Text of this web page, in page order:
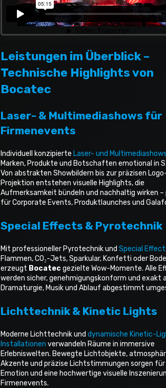
Leistungen im Überblick –
Technische Highlights von
Bocatec
Laser- & Multimediashows für
Firmenevents
Individuell konzipierte Laser- und Multimediashows
Marken, Produkte und Botschaften emotional in
Von abstrakten Showbildern bis zur präzisen
Projektion entstehen visuelle Highlights, die
Aufmerksamkeit bündeln und nachhaltig wirken
für Corporate Events, Produktlaunches und
Special Effects & Pyrotechnik
Mit professioneller Pyrotechnik undSpecial
Flammen, CO₂-Jets, Sparkular, Konfetti oder
erzeugt Bocatecgezielte Wow-Momente. Alle
werden sicher, genehmigungskonform und exakt
Dramaturgie, Musik und Ablauf abgestimmt
Lichttechnik & Kinetic Lights
Moderne Lichttechnik unddynamische Kinetic-
Installationen verwandeln Räume in immersive
Erlebniswelten. Bewegte Lichtobjekte,
Akzente und präzise Lichtstimmungen sorgen
Emotion und eine hochwertige visuelle
Firmenevents.